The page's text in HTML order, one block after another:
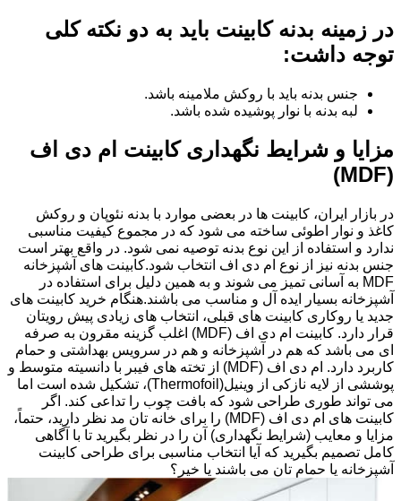
در زمینه بدنه کابینت باید به دو نکته کلی
توجه داشت:
جنس بدنه باید با روکش ملامینه باشد.
لبه بدنه با نوار پوشیده شده باشد.
مزایا و شرایط نگهداری کابینت ام دی اف
(MDF)
در بازار ایران، کابینت ها در بعضی موارد با بدنه نئوپان و روکش
کاغذ و نوار اطوئی ساخته می شود که در مجموع کیفیت مناسبی
ندارد و استفاده از این نوع بدنه توصیه نمی شود. در واقع بهتر است
جنس بدنه نیز از نوع ام دی اف انتخاب شود.کابینت های آشپزخانه
MDF به آسانی تمیز می شوند و به همین دلیل برای استفاده در
آشپزخانه بسیار ایده آل و مناسب می باشند.هنگام خرید کابینت های
جدید یا روکاری کابینت های قبلی، انتخاب های زیادی پیش رویتان
قرار دارد. کابینت ام دی اف (MDF) اغلب گزینه مقرون به صرفه
ای می باشد که هم در آشپزخانه و هم در سرویس بهداشتی و حمام
کاربرد دارد. ام دی اف (MDF) از تخته های فیبر با دانسیته متوسط و
پوششی از لایه نازکی از وینیل(Thermofoil)، تشکیل شده است اما
می تواند طوری طراحی شود که بافت چوب را تداعی کند. اگر
کابینت های ام دی اف (MDF) را برای خانه تان مد نظر دارید، حتماً،
مزایا و معایب (شرایط نگهداری) آن را در نظر بگیرید تا با آگاهی
کامل تصمیم بگیرید که آیا انتخاب مناسبی برای طراحی کابینت
آشپزخانه یا حمام تان می باشند یا خیر؟